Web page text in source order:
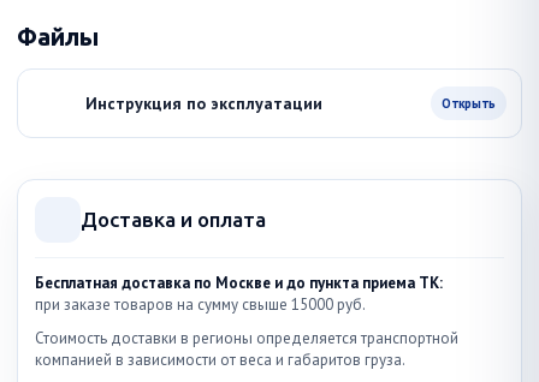
Файлы
Инструкция по эксплуатации Открыть
Доставка и оплата
Бесплатная доставка по Москве и до пункта приема ТК:
при заказе товаров на сумму свыше 15000 руб.
Стоимость доставки в регионы определяется транспортной
компанией в зависимости от веса и габаритов груза.